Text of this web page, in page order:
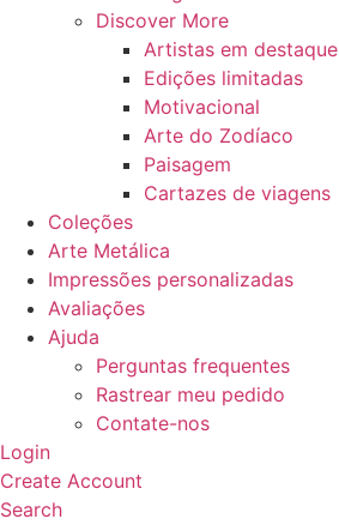
Discover More
Artistas em destaque
Edições limitadas
Motivacional
Arte do Zodíaco
Paisagem
Cartazes de viagens
Coleções
Arte Metálica
Impressões personalizadas
Avaliações
Ajuda
Perguntas frequentes
Rastrear meu pedido
Contate-nos
Login
Create Account
Search